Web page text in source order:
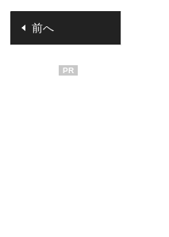
前へ
PR